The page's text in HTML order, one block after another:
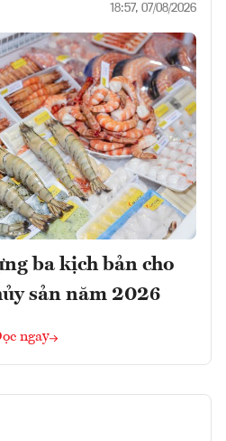
18:57, 07/08/2026
ba kịch bản cho
sản năm 2026
ngay